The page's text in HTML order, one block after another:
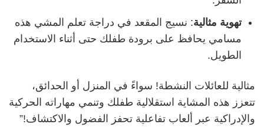
تهوية مثالية: نسيج المقعد في دراجة تعلم المشي هذه
مسامي يحافظ على برودة طفلك حتى أثناء الاستخدام
الطويل.
مثالية للعائلات النشطة! سواءً في المنزل أو الحدائق،
تتعزز هذه المشاية استقلالية طفلك وتنمي مهاراته الحركية
والإدراكية عبر ألعاب تفاعلية تحفز الفضول والاكتشاف!”